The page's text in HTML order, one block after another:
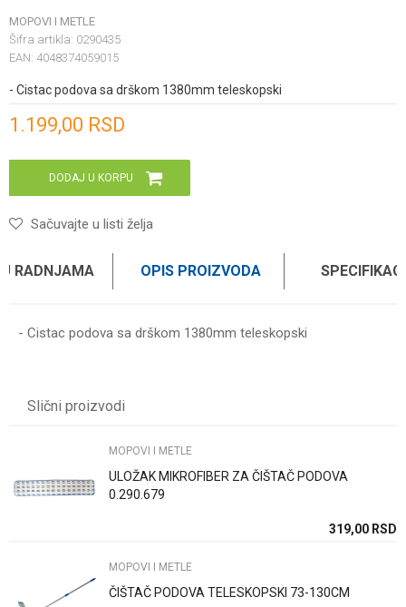
MOPOVI I METLE
Šifra artikla: 0290435
EAN: 4048374059015
- Cistac podova sa drškom 1380mm teleskopski
1.199,00 RSD
DODAJ U KORPU
Sačuvajte u listi želja
RADNJAMA OPIS PROIZVODA
- Cistac podova sa drškom 1380mm teleskopski
Težina specifikacija
Poruka
Slični proizvodi
MOPOVI I METLE
ULOŽAK MIKROFIBER ZA ČIŠTAČ PODOVA
0.290.679
319,00 RSD
MOPOVI I METLE
ČIŠTAČ PODOVA TELESKOPSKI 73-130CM